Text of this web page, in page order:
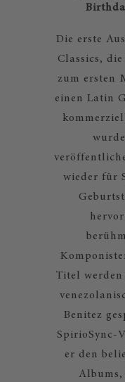
Die erste
Classics,
zum ersten
einen Latin
wieder für
Titel werden
Benitez
SpirioSync-
er den
Albums,